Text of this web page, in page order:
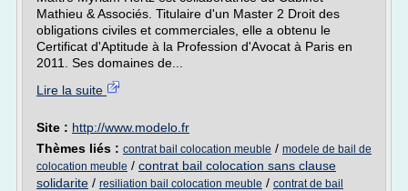
Mathieu & Associés. Titulaire d'un Master 2 Droit des
obligations civiles et commerciales, elle a obtenu le
Certificat d'Aptitude à la Profession d'Avocat à Paris en
2011. Ses domaines de...
Lire la suite
Site : http://www.modelo.fr
Thèmes liés : contrat bail colocation meuble / modele de bail de
colocation meuble / contrat bail colocation sans clause
solidarite / resiliation bail colocation meuble / contrat de bail